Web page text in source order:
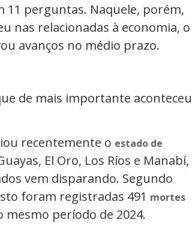
perguntas. Naquele, porém,
nas relacionadas à economia, o
avanços no médio prazo.
de mais importante aconteceu
recentemente o estado de
El Oro, Los Ríos e Manabí,
vem disparando. Segundo
foram registradas 491 mortes
período de 2024.